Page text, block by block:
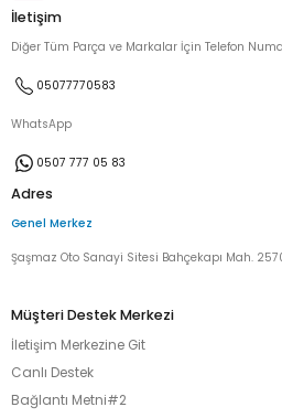
İletişim
Diğer Tüm Parça ve Markalar İçin Telefon
05077770583
WhatsApp
0507 777 05 83
Adres
Genel Merkez
Şaşmaz Oto Sanayi Sitesi Bahçekapı Mah.
Müşteri Destek Merkezi
İletişim Merkezine Git
Canlı Destek
Bağlantı Metni#2